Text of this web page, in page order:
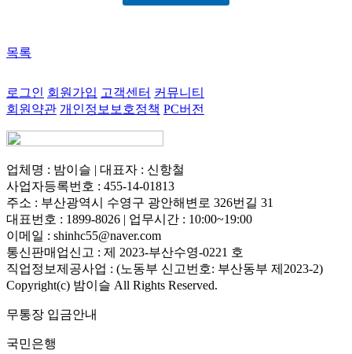
목록
로그인 회원가입 고객센터 커뮤니티
회원약관 개인정보보호정책 PC버전
업체명 : 밤이슬 | 대표자 : 신항철
사업자등록번호 : 455-14-01813
주소 : 부산광역시 수영구 광안해변로 326번길 31
대표번호 : 1899-8026 | 업무시간 : 10:00~19:00
이메일 : shinhc55@naver.com
통신판매업신고 : 제 2023-부산수영-0221 호
직업정보제공사업 : (노동부 신고번호: 부산동부 제2023-2)
Copyright(c) 밤이슬 All Rights Reserved.
무통장 입금안내
국민은행